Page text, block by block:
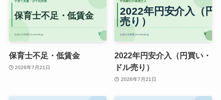
保育士不足・低賃金
2026年7月21日
2022年円安介入（円買い・
ドル売り）
2026年7月21日